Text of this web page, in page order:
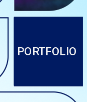
PORTFOLIO